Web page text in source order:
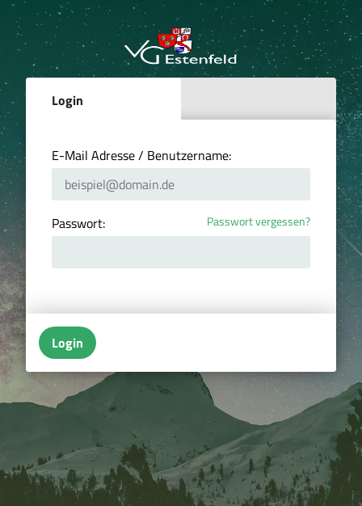
Login
E-Mail Adresse / Benutzername:
Passwort: Passwort vergessen?
Login